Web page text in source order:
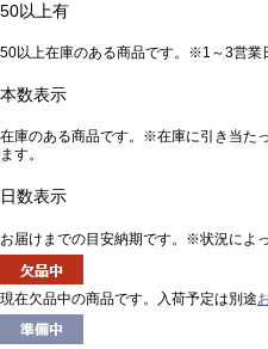
50以上有
50以上在庫のある商品です。※1～3営業
本数表示
在庫のある商品です。※在庫に引き当た
ます。
日数表示
お届けまでの目安納期です。※状況によ
現在欠品中の商品です。入荷予定は別途